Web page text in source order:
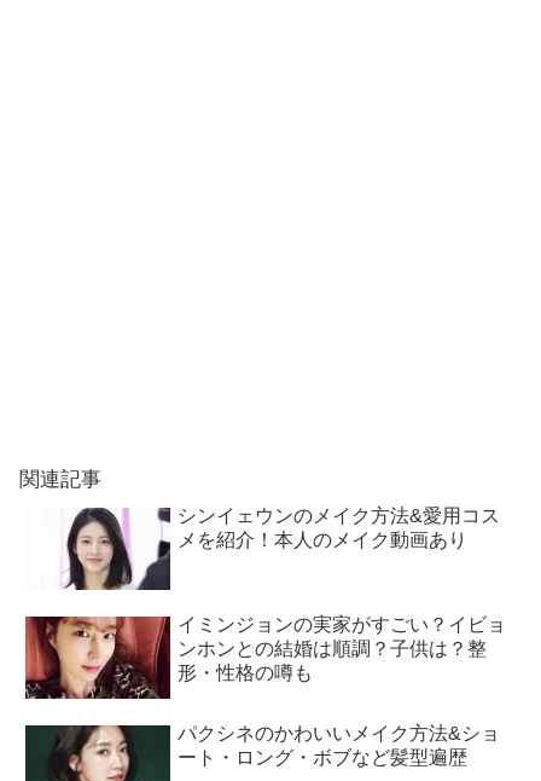
関連記事
シンイェウンのメイク方法&愛用コス
メを紹介！本人のメイク動画あり
イミンジョンの実家がすごい？イビョ
ンホンとの結婚は順調？子供は？整
形・性格の噂も
パクシネのかわいいメイク方法&ショ
ート・ロング・ボブなど髪型遍歴